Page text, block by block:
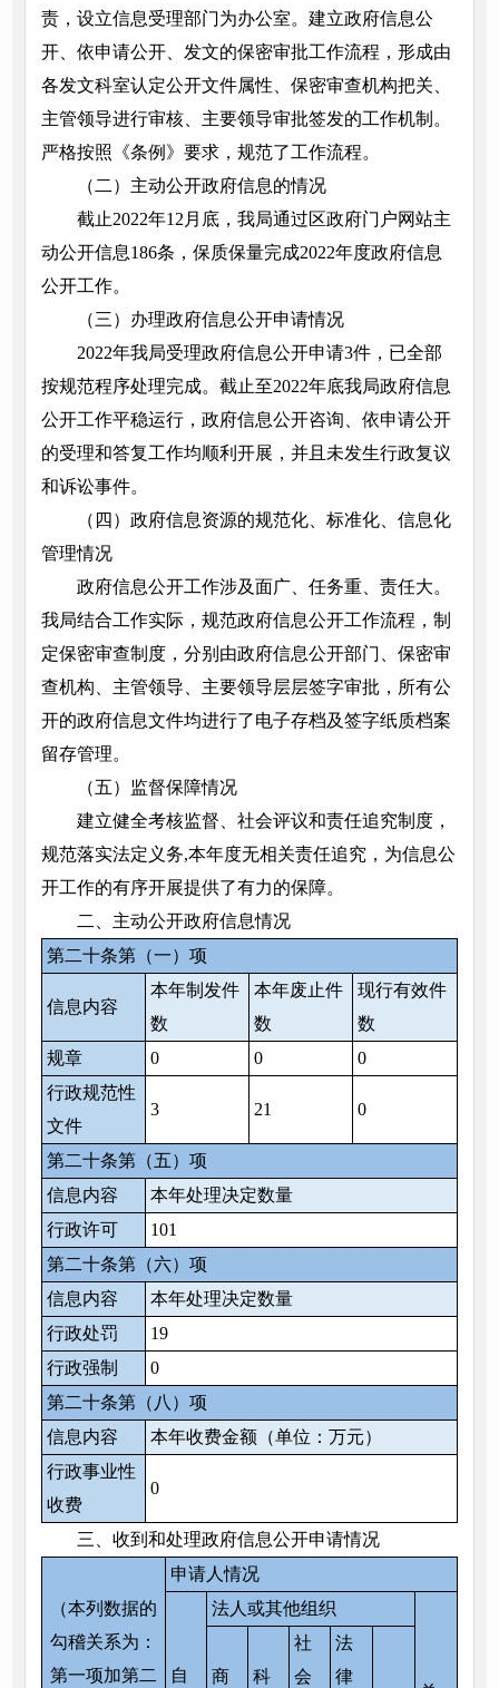
责，设立信息受理部门为办公室。建立政府信息公
开、依申请公开、发文的保密审批工作流程，形成由
各发文科室认定公开文件属性、保密审查机构把关、
主管领导进行审核、主要领导审批签发的工作机制。
严格按照《条例》要求，规范了工作流程。
（二）主动公开政府信息的情况
截止2022年12月底，我局通过区政府门户网站主
动公开信息186条，保质保量完成2022年度政府信息
公开工作。
（三）办理政府信息公开申请情况
2022年我局受理政府信息公开申请3件，已全部
按规范程序处理完成。截止至2022年底我局政府信息
公开工作平稳运行，政府信息公开咨询、依申请公开
的受理和答复工作均顺利开展，并且未发生行政复议
和诉讼事件。
（四）政府信息资源的规范化、标准化、信息化
管理情况
政府信息公开工作涉及面广、任务重、责任大。
我局结合工作实际，规范政府信息公开工作流程，制
定保密审查制度，分别由政府信息公开部门、保密审
查机构、主管领导、主要领导层层签字审批，所有公
开的政府信息文件均进行了电子存档及签字纸质档案
留存管理。
（五）监督保障情况
建立健全考核监督、社会评议和责任追究制度，
规范落实法定义务,本年度无相关责任追究，为信息公
开工作的有序开展提供了有力的保障。
二、主动公开政府信息情况
第二十条第（一）项
信息内容
本年制发件
数
本年废止件
数
现行有效件
数
规章
0 0
0
行政规范性
文件
3 21 0
第二十条第（五）项
信息内容
本年处理决定数量
行政许可
101
第二十条第（六）项
信息内容
本年处理决定数量
行政处罚
19
行政强制
0
第二十条第（八）项
信息内容
本年收费金额（单位：万元）
行政事业性
收费
0
三、收到和处理政府信息公开申请情况
（本列数据的
勾稽关系为：
第一项加第二
申请人情况
自
法人或其他组织
商 科
社
会
法
律